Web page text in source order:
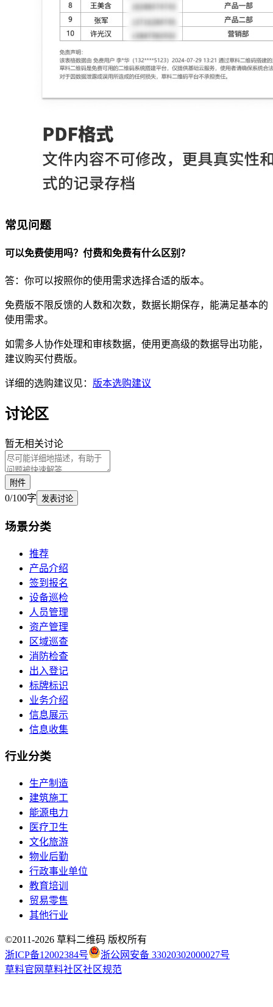
常见问题
可以免费使用吗？付费和免费有什么区别？
答：你可以按照你的使用需求选择合适的版本。
免费版不限反馈的人数和次数，数据长期保存，能满足基本的
使用需求。
如需多人协作处理和审核数据，使用更高级的数据导出功能，
建议购买付费版。
详细的选购建议见： 版本选购建议
讨论区
暂无相关讨论
附件
0/100字 发表讨论
场景分类
推荐
产品介绍
签到报名
设备巡检
人员管理
资产管理
区域巡查
消防检查
出入登记
标牌标识
业务介绍
信息展示
信息收集
行业分类
生产制造
建筑施工
能源电力
医疗卫生
文化旅游
物业后勤
行政事业单位
教育培训
贸易零售
其他行业
©2011-2026 草料二维码 版权所有
浙ICP备12002384号
浙公网安备 33020302000027号
草料官网草料社区社区规范